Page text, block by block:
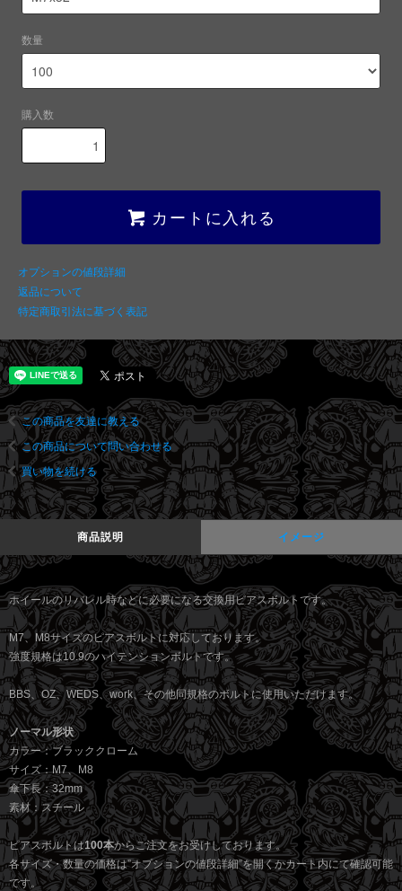
数量
購入数
カートに入れる
オプションの値段詳細
返品について
特定商取引法に基づく表記
この商品を友達に教える
この商品について問い合わせる
買い物を続ける
商品説明 イメージ
ホイールのリバレル時などに必要になる交換用ピアスボルトです。
M7、M8サイズのピアスボルトに対応しております。
強度規格は10.9のハイテンションボルトです。
BBS、OZ、WEDS、work、その他同規格のボルトに使用いただけます。
ノーマル形状
カラー：ブラッククローム
サイズ：M7、M8
傘下長：32mm
素材：スチール
ピアスボルトは100本からご注文をお受けしております。
各サイズ・数量の価格は”オプションの値段詳細”を開くかカート内にて確認可能
です。